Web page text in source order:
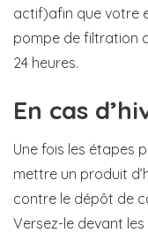
actif)afin que votre
pompe de filtration
24 heures.
En cas
Une fois les étapes
mettre un produit
contre le dépôt de
Versez-le devant